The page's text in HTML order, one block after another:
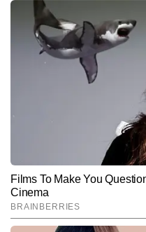
कौशलेंद्र पाठक
कौशलेंद्र पाठक टाइम्स
कार्यरत हैं। मास
ग्राउंड रिपोर्टिंग से
को नजदीक से समझा।
गहरी पकड़ और तेज न्यूज
दिलाई। वायरल सेक्शन के
रहता है जो रीडर्स को
बार कुछ अलग, कुछ नया।
Subscribe to